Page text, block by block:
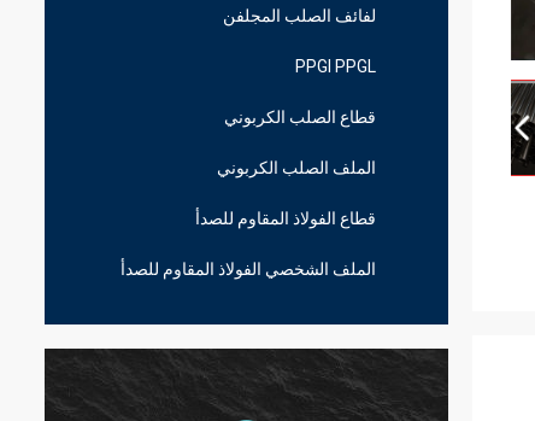
لفائف الصلب المجلفن
PPGI PPGL
قطاع الصلب الكربوني
الملف الصلب الكربوني
قطاع الفولاذ المقاوم للصدأ
الملف الشخصي الفولاذ المقاوم للصدأ